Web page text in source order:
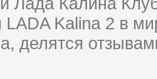
LADA Kalina 2 в
делятся